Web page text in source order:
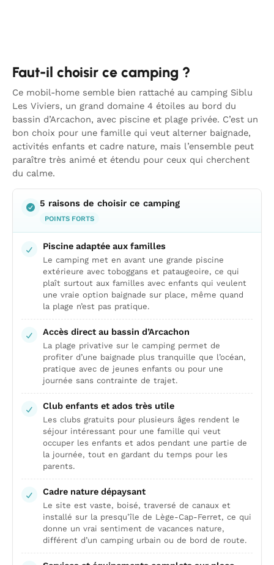
Faut-il choisir ce camping ?
Ce mobil-home semble bien rattaché au camping Siblu
Les Viviers, un grand domaine 4 étoiles au bord du
bassin d’Arcachon, avec piscine et plage privée. C’est un
bon choix pour une famille qui veut alterner baignade,
activités enfants et cadre nature, mais l’ensemble peut
paraître très animé et étendu pour ceux qui cherchent
du calme.
5 raisons de choisir ce camping
POINTS FORTS
Piscine adaptée aux familles
Le camping met en avant une grande piscine
extérieure avec toboggans et pataugeoire, ce qui
plaît surtout aux familles avec enfants qui veulent
une vraie option baignade sur place, même quand
la plage n’est pas pratique.
Accès direct au bassin d’Arcachon
La plage privative sur le camping permet de
profiter d’une baignade plus tranquille que l’océan,
pratique avec de jeunes enfants ou pour une
journée sans contrainte de trajet.
Club enfants et ados très utile
Les clubs gratuits pour plusieurs âges rendent le
séjour intéressant pour une famille qui veut
occuper les enfants et ados pendant une partie de
la journée, tout en gardant du temps pour les
parents.
Cadre nature dépaysant
Le site est vaste, boisé, traversé de canaux et
installé sur la presqu’île de Lège-Cap-Ferret, ce qui
donne un vrai sentiment de vacances nature,
différent d’un camping urbain ou de bord de route.